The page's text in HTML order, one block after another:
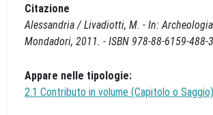
Citazione
Alessandria / Livadiotti, M. - In:
Mondadori, 2011. - ISBN 978-88-6159-488-
Appare nelle tipologie:
2.1 Contributo in volume (Capitolo o Saggio)